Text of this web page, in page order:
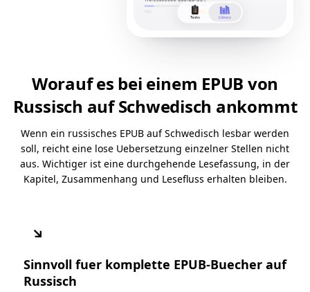
Worauf es bei einem EPUB von
Russisch auf Schwedisch ankommt
Wenn ein russisches EPUB auf Schwedisch lesbar werden
soll, reicht eine lose Uebersetzung einzelner Stellen nicht
aus. Wichtiger ist eine durchgehende Lesefassung, in der
Kapitel, Zusammenhang und Lesefluss erhalten bleiben.
↘
Sinnvoll fuer komplette EPUB-Buecher auf
Russisch